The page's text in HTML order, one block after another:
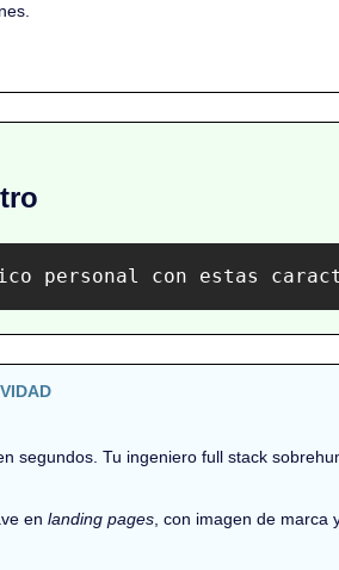
personal con estas
segundos. Tu ingeniero full stack
en landing pages , con imagen de marca